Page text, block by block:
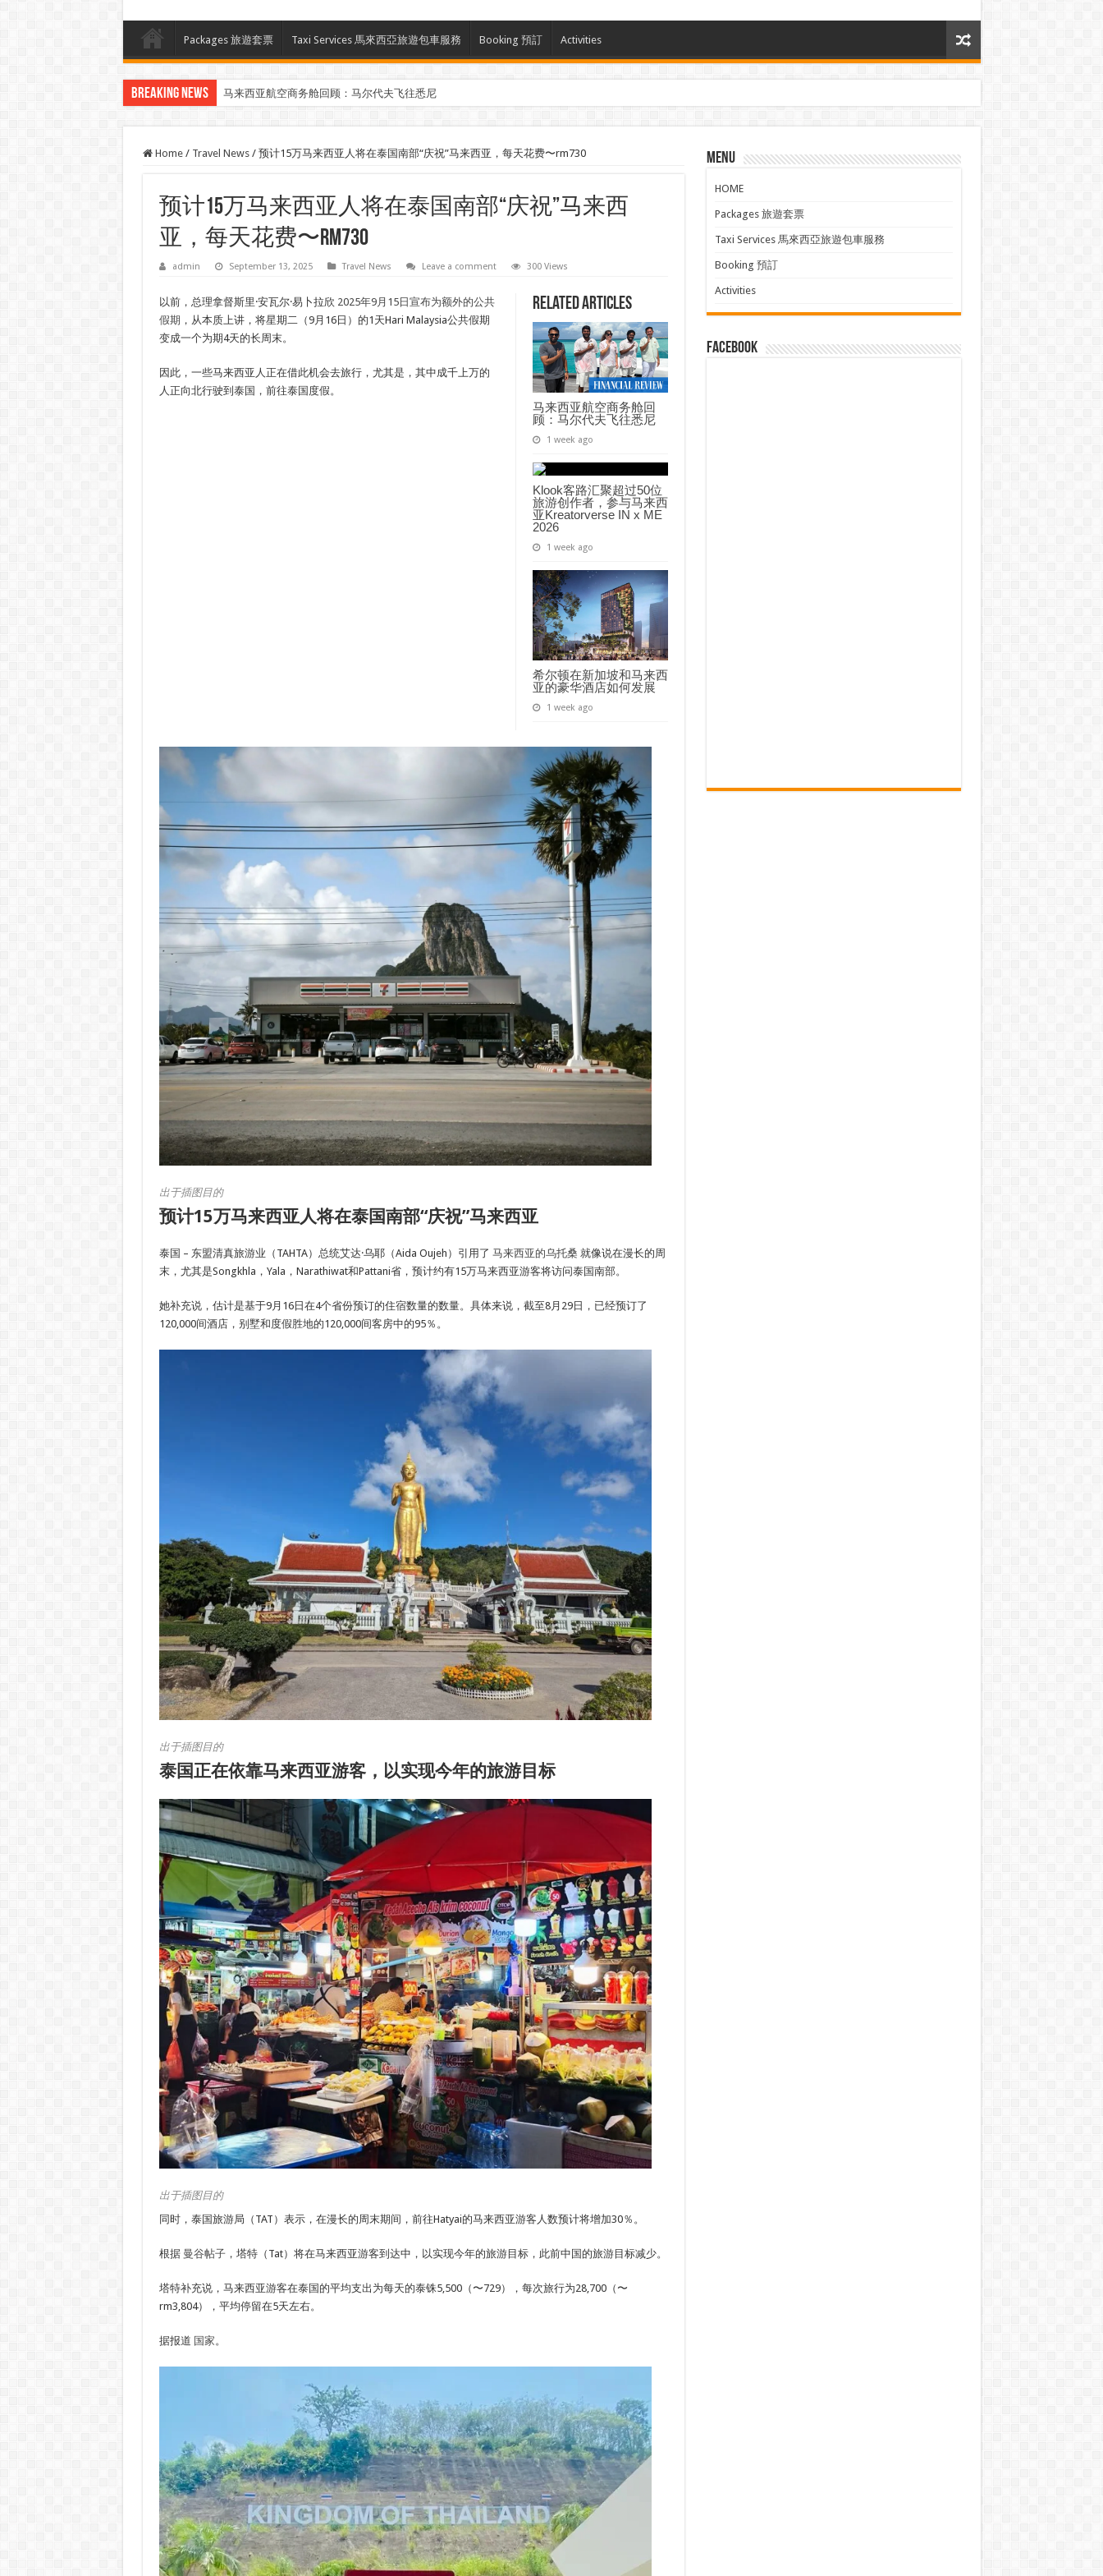
Packages 旅遊套票 Taxi Services 馬來西亞旅遊包車服務 Booking 預訂 Activities
Breaking News Klook客路汇聚超过50位旅游创作者，参与马来西亚Kreatorverse IN x ME 2026
Home / Travel News / 预计15万马来西亚人将在泰国南部“庆祝”马来西亚，每天花费〜rm730
预计15万马来西亚人将在泰国南部“庆祝”马来西
亚，每天花费〜rm730
admin September 13, 2025 Travel News Leave a comment 300 Views
Related Articles
马来西亚航空商务舱回
顾：马尔代夫飞往悉尼
1 week ago
Klook客路汇聚超过50位
旅游创作者，参与马来西
亚Kreatorverse IN x ME
2026
1 week ago
希尔顿在新加坡和马来西
亚的豪华酒店如何发展
1 week ago
以前，总理拿督斯里·安瓦尔·易卜拉欣 2025年9月15日宣布为额外的公共
假期 ，从本质上讲，将星期二（9月16日）的1天Hari Malaysia公共假期
变成一个为期4天的长周末。
因此，一些马来西亚人正在借此机会去旅行，尤其是，其中成千上万的
人正向北行驶到泰国，前往泰国度假。
出于插图目的
预计15万马来西亚人将在泰国南部“庆祝”马来西亚
泰国 – 东盟清真旅游业（TAHTA）总统艾达·乌耶（Aida Oujeh）引用了 马来西亚的乌托桑 就像说在漫长的周
末，尤其是Songkhla，Yala，Narathiwat和Pattani省，预计约有15万马来西亚游客将访问泰国南部。
她补充说，估计是基于9月16日在4个省份预订的住宿数量的数量。具体来说，截至8月29日，已经预订了
120,000间酒店，别墅和度假胜地的120,000间客房中的95％。
出于插图目的
泰国正在依靠马来西亚游客，以实现今年的旅游目标
出于插图目的
同时，泰国旅游局（TAT）表示，在漫长的周末期间，前往Hatyai的马来西亚游客人数预计将增加30％。
根据 曼谷帖子，塔特（Tat）将在马来西亚游客到达中，以实现今年的旅游目标，此前中国的旅游目标减少。
塔特补充说，马来西亚游客在泰国的平均支出为每天的泰铢5,500（〜729），每次旅行为28,700（〜
rm3,804），平均停留在5天左右。
据报道 国家。
Menu
HOME
Packages 旅遊套票
Taxi Services 馬來西亞旅遊包車服務
Booking 預訂
Activities
facebook